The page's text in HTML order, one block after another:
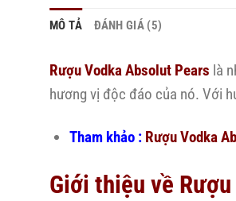
MÔ TẢ ĐÁNH GIÁ (5)
Rượu Vodka Absolut Pears là
hương vị độc đáo của nó. Với
Tham khảo : Rượu Vodka
Giới thiệu về